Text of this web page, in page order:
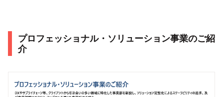
プロフェッショナル・ソリューション事業のご紹
介